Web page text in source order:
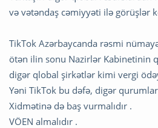
və vətəndaş cəmiyyəti ilə görüşlər
TikTok Azərbaycanda rəsmi
ötən ilin sonu Nazirlər Kabinetinin
digər qlobal şirkətlər kimi vergi
Yəni TikTok bu dəfə, digər
Xidmətinə də baş vurmalıdır .
VÖEN almalıdır .